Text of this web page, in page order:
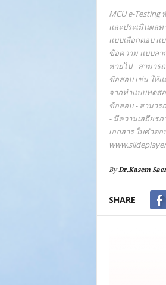
MCU e-
และประเมินผล
แบบเลือกตอบ แ
ข้อความ แบบลา
หายไป - สามาร
ข้อสอบ เช่น ให้
จากทำแบบทดส
ข้อสอบ - สามาร
- มีความเสถียร
เอกสาร ใบคำต
ByDr.Kasem
SHARE